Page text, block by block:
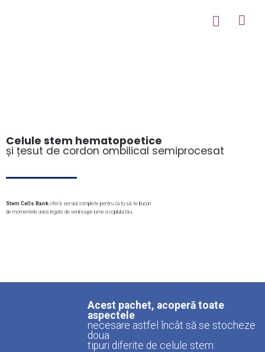
Celule stem hematopoetice
și țesut de cordon ombilical semiprocesat
Stem Cells Bank oferă servicii complete pentru ca tu să te bucuri
de momentele unice legate de venirea pe lume a copilului tău.
Acest pachet, acoperă toate
aspectele
necesare astfel încât să se stocheze
doua
tipuri diferite de celule stem: